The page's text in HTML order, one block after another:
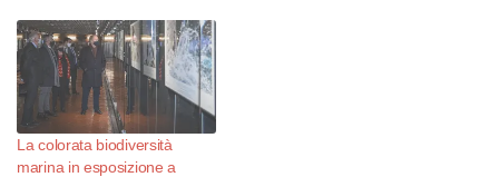
La colorata biodiversità
marina in esposizione a